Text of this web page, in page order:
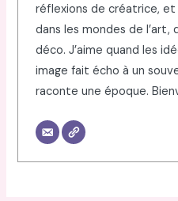
réflexions de créatrice,
dans les mondes de
déco. J’aime quand les
image fait écho à un
raconte une époque.